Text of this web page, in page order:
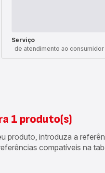
Serviço
de atendimento ao consumidor
1 produto(s)
produto, introduza a
compatíveis na